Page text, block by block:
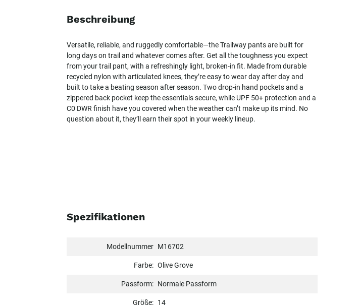
Beschreibung
Versatile, reliable, and ruggedly comfortable—the Trailway pants are built for
long days on trail and whatever comes after. Get all the toughness you expect
from your trail pant, with a refreshingly light, broken-in fit. Made from durable
recycled nylon with articulated knees, they’re easy to wear day after day and
built to take a beating season after season. Two drop-in hand pockets and a
zippered back pocket keep the essentials secure, while UPF 50+ protection and a
C0 DWR finish have you covered when the weather can’t make up its mind. No
question about it, they’ll earn their spot in your weekly lineup.
Spezifikationen
Modellnummer M16702
Farbe: Olive Grove
Passform: Normale Passform
Größe: 14